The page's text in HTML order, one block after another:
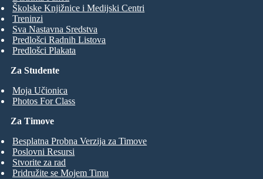
Za Studente
Moja Učionica
Photos For Class
Školske Knjižnice i Medijski Centri
Treninzi
Sva Nastavna Sredstva
Predlošci Radnih Listova
Predlošci Plakata
Za Timove
Besplatna Probna Verzija za Timove
Poslovni Resursi
Stvorite za rad
Pridružite se Mojem Timu